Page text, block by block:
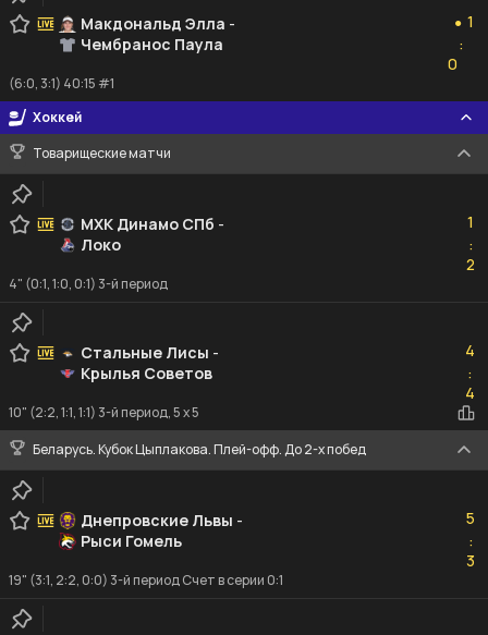
Макдональд Элла -
Чембранос Паула
● 1
:
0
(6:0, 3:1) 40:15 #1
Хоккей
Товарищеские матчи
МХК Динамо СПб -
Локо
1
:2
2
4" (0:1, 1:0, 0:1) 3-й период
Стальные Лисы -
Крылья Советов
4
:4
4
10" (2:2, 1:1, 1:1) 3-й период, 5 x 5
Беларусь. Кубок Цыплакова. Плей-офф. До 2-х побед
Днепровские Львы -
Рыси Гомель
5
:3
3
19" (3:1, 2:2, 0:0) 3-й период Счет в серии 0:1